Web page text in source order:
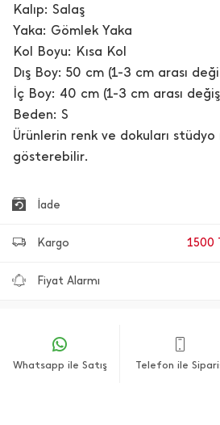
Kalıp: Salaş
Yaka: Gömlek Yaka
Kol Boyu: Kısa Kol
Dış Boy: 50 cm (1-3 cm arası
İç Boy: 40 cm (1-3 cm arası
Beden: S
Ürünlerin renk ve dokuları stüdyo
gösterebilir.
İade
Kargo 1500
Fiyat Alarmı
Whatsapp ile Satış Telefon ile